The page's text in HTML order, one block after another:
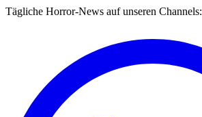
Tägliche Horror-News auf unseren Channels: